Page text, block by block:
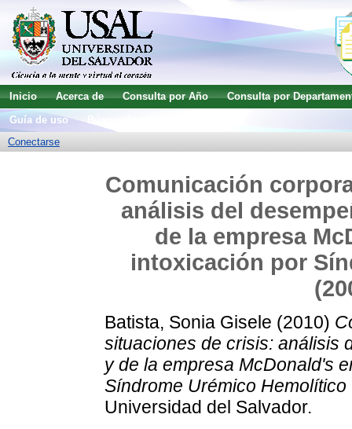
Inicio Acerca de Consulta por Año
Consulta por
Guía de uso
Conectarse
Comunicación
análisis del
de la empresa
intoxicación por
Batista, Sonia Gisele (2010)
situaciones de crisis: análisis
y de la empresa McDonald's
Síndrome Urémico
Universidad del Salvador.